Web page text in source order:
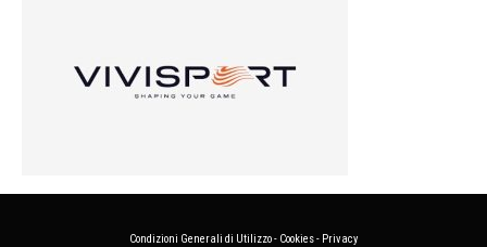
Condizioni Generali di Utilizzo- Cookies- Privacy